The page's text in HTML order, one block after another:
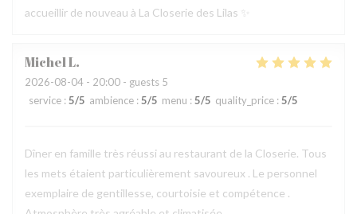
accueillir de nouveau à La Closerie des Lilas ✨
MichelL
2026-08-04 - 20:00 - guests 5
service : 5/5 ambience : 5/5 menu : 5/5 quality_price : 5/5
Dîner en famille très réussi au restaurant de la Closerie. Tous
les mets étaient particulièrement savoureux . Le personnel
exemplaire de gentillesse, courtoisie et compétence .